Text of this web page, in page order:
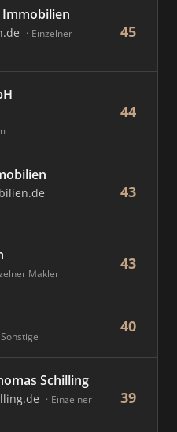
Immobilien
Einzelner
45
44
43
Makler
43
Sonstige
40
Schilling
Einzelner
39